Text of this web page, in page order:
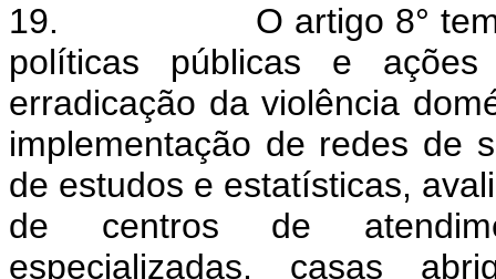
19.
O artigo 8°
políticas públicas e
erradicação da violência
implementação de redes de
de estudos e estatísticas,
de centros de
especializadas, casas